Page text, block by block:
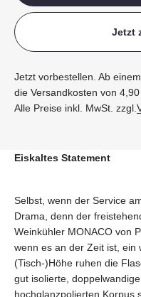
Jetzt
Jetzt vorbestellen. Ab
die Versandkosten von
Alle Preise inkl. MwSt. zzgl.
Eiskaltes Statement
Selbst, wenn der Service
Drama, denn der
Weinkühler MONACO von
wenn es an der Zeit ist, ein
(Tisch-)Höhe ruhen die
gut isolierte,
hochglanzpolierten Korpus